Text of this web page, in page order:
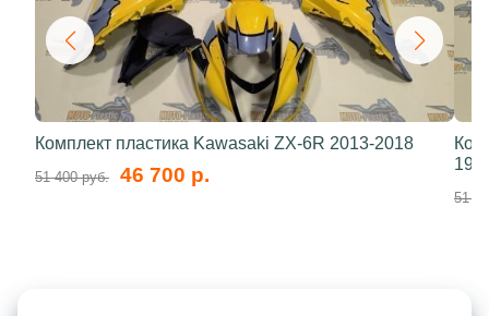
Комплект пластика Kawasaki ZX-6R 2013-2018
51 400 руб. 46 700 р.
51